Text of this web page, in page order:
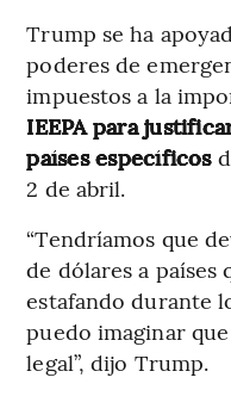
Trump se ha
poderes de
impuestos a la
IEEPA para
países específicos
2 de abril.
“Tendríamos que
de dólares a países
estafando durante
puedo imaginar
legal”, dijo Trump.